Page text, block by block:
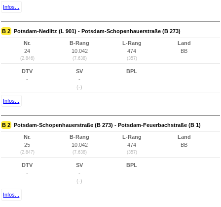
Infos...
B 2 Potsdam-Nedlitz (L 901) - Potsdam-Schopenhauerstraße (B 273)
Nr.
24
(2.846)
B-Rang
10.042
(7.638)
L-Rang
474
(357)
Land
BB
DTV
-
SV
-
(-)
BPL
Infos...
B 2 Potsdam-Schopenhauerstraße (B 273) - Potsdam-Feuerbachstraße (B 1)
Nr.
25
(2.847)
B-Rang
10.042
(7.638)
L-Rang
474
(357)
Land
BB
DTV
-
SV
-
(-)
BPL
Infos...